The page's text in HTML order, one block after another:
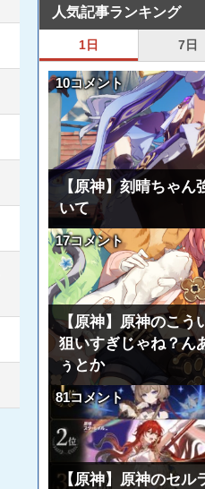
人気記事ランキング
1日 7日
10コメント
【原神】刻晴ちゃん
いて
17コメント
【原神】原神のこう
狙いすぎじゃね？ん
ぅとか
81コメント
【原神】原神のセル